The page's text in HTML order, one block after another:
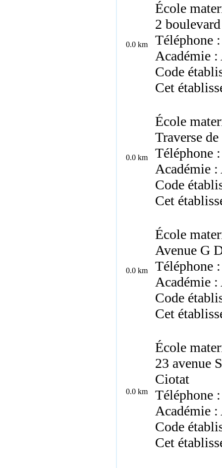
0.0 km
École
2
Téléphone
Académie
Code
Cet
0.0 km
École
Traverse
Téléphone
Académie
Code
Cet
0.0 km
École
Avenue G
Téléphone
Académie
Code
Cet
0.0 km
École
23 avenue
Ciotat
Téléphone
Académie
Code
Cet